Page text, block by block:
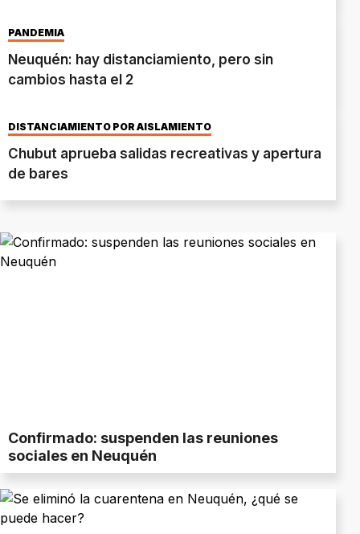
PANDEMIA
Neuquén: hay distanciamiento, pero sin
cambios hasta el 2
DISTANCIAMIENTO POR AISLAMIENTO
Chubut aprueba salidas recreativas y apertura
de bares
Confirmado: suspenden las reuniones
sociales en Neuquén